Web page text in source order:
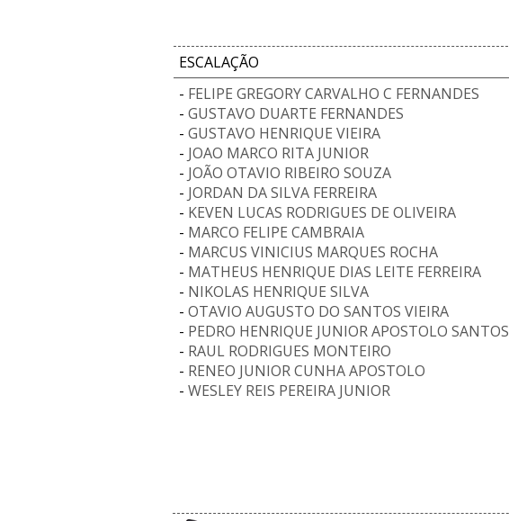
ESCALAÇÃO
- FELIPE GREGORY CARVALHO C FERNANDES
- GUSTAVO DUARTE FERNANDES
- GUSTAVO HENRIQUE VIEIRA
- JOAO MARCO RITA JUNIOR
- JOÃO OTAVIO RIBEIRO SOUZA
- JORDAN DA SILVA FERREIRA
- KEVEN LUCAS RODRIGUES DE OLIVEIRA
- MARCO FELIPE CAMBRAIA
- MARCUS VINICIUS MARQUES ROCHA
- MATHEUS HENRIQUE DIAS LEITE FERREIRA
- NIKOLAS HENRIQUE SILVA
- OTAVIO AUGUSTO DO SANTOS VIEIRA
- PEDRO HENRIQUE JUNIOR APOSTOLO SANTOS
- RAUL RODRIGUES MONTEIRO
- RENEO JUNIOR CUNHA APOSTOLO
- WESLEY REIS PEREIRA JUNIOR